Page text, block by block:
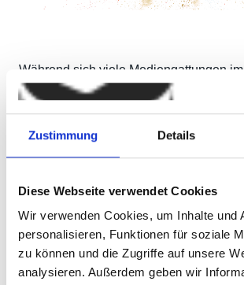
Zustimmung Details
Diese Webseite verwendet Cookies
Wir verwenden Cookies, um Inhalte und
personalisieren, Funktionen für soziale
zu können und die Zugriffe auf unsere
analysieren. Außerdem geben wir
Während sich viele Mediengattungen
Wandel neu positionieren müssen,
relevant. Mit einem Marktanteil von 10
Home (OOH) inzwischen fester
Das Erfolgsrezept liegt in der Präsenz –
dort, wo Menschen unterwegs sind. Ob
Großflächen, digitale City-Lights oder
aufmerksamkeitsstarke